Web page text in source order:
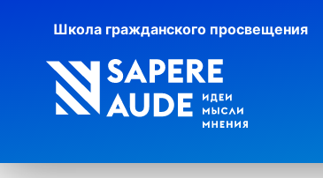
Школа гражданского просвещения